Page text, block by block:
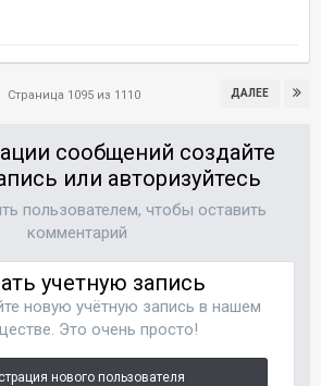
ДАЛЕЕ
Страница 1095 из 1110
сообщений создайте
или авторизуйтесь
пользователем, чтобы оставить
комментарий
учетную запись
новую учётную запись в нашем
Это очень просто!
нового пользователя